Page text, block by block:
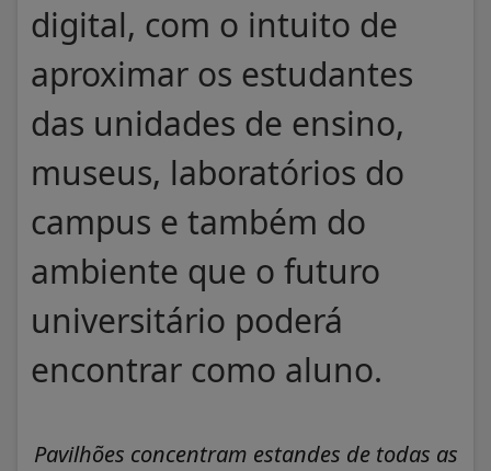
digital, com o intuito de
aproximar os estudantes
das unidades de ensino,
museus, laboratórios do
campus e também do
ambiente que o futuro
universitário poderá
encontrar como aluno.
Pavilhões concentram estandes de todas as